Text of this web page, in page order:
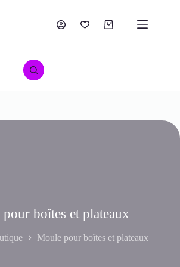
boîtes et plateaux
Moule pour boîtes et plateaux